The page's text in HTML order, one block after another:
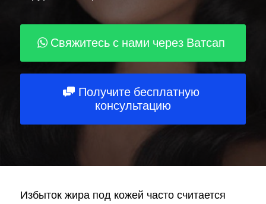
Свяжитесь с нами через Ватсап
Получите бесплатную
консультацию
Избыток жира под кожей часто считается
ЗАБРОНИРОВАТЬ
Powered byARForms